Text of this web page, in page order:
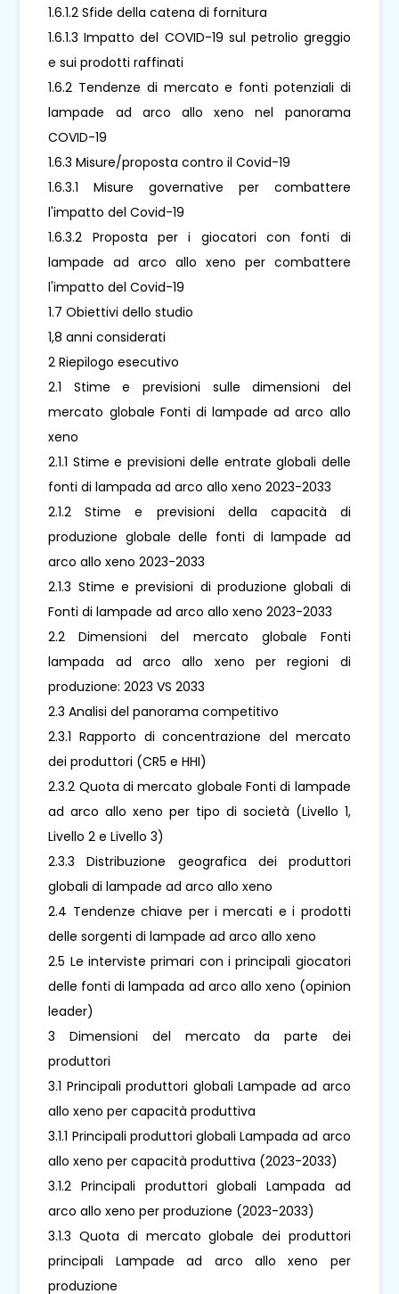
1.6.1.2 Sfide della catena di fornitura
1.6.1.3 Impatto del COVID-19 sul petrolio greggio
e sui prodotti raffinati
1.6.2 Tendenze di mercato e fonti potenziali di
lampade ad arco allo xeno nel panorama
COVID-19
1.6.3 Misure/proposta contro il Covid-19
1.6.3.1 Misure governative per combattere
l'impatto del Covid-19
1.6.3.2 Proposta per i giocatori con fonti di
lampade ad arco allo xeno per combattere
l'impatto del Covid-19
1.7 Obiettivi dello studio
1,8 anni considerati
2 Riepilogo esecutivo
2.1 Stime e previsioni sulle dimensioni del
mercato globale Fonti di lampade ad arco allo
xeno
2.1.1 Stime e previsioni delle entrate globali delle
fonti di lampada ad arco allo xeno 2023-2033
2.1.2 Stime e previsioni della capacità di
produzione globale delle fonti di lampade ad
arco allo xeno 2023-2033
2.1.3 Stime e previsioni di produzione globali di
Fonti di lampade ad arco allo xeno 2023-2033
2.2 Dimensioni del mercato globale Fonti
lampada ad arco allo xeno per regioni di
produzione: 2023 VS 2033
2.3 Analisi del panorama competitivo
2.3.1 Rapporto di concentrazione del mercato
dei produttori (CR5 e HHI)
2.3.2 Quota di mercato globale Fonti di lampade
ad arco allo xeno per tipo di società (Livello 1,
Livello 2 e Livello 3)
2.3.3 Distribuzione geografica dei produttori
globali di lampade ad arco allo xeno
2.4 Tendenze chiave per i mercati e i prodotti
delle sorgenti di lampade ad arco allo xeno
2.5 Le interviste primari con i principali giocatori
delle fonti di lampada ad arco allo xeno (opinion
leader)
3 Dimensioni del mercato da parte dei
produttori
3.1 Principali produttori globali Lampade ad arco
allo xeno per capacità produttiva
3.1.1 Principali produttori globali Lampada ad arco
allo xeno per capacità produttiva (2023-2033)
3.1.2 Principali produttori globali Lampada ad
arco allo xeno per produzione (2023-2033)
3.1.3 Quota di mercato globale dei produttori
principali Lampade ad arco allo xeno per
produzione